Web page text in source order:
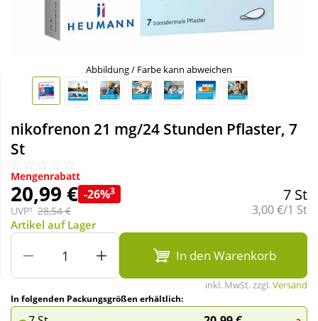
Sparsets
Mutter & Kind
Natur & Homöopathie
Sanitätshaus
Sport & Fitness
Tierbedarf
Abbildung / Farbe kann abweichen
nikofrenon 21 mg/24 Stunden Pflaster, 7
St
Mengenrabatt
20,99 € -26%3
UVP¹ 28,54 €
7 St
Grundpreis:
3,00 €/1 St
Artikel auf Lager
In den Warenkorb
inkl. MwSt. zzgl.Versand
In folgenden Packungsgrößen erhältlich: